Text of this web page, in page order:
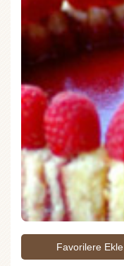
Favorilere Ekle